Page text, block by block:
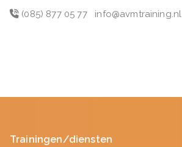
(085) 877 05 77 info@avmtraining.nl
Trainingen/diensten